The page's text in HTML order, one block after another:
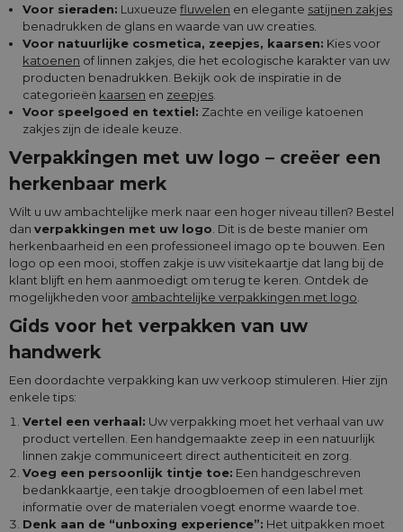
Voor sieraden: Luxueuze fluwelen en elegante satijnen zakjes
benadrukken de glans en waarde van uw creaties.
Voor natuurlijke cosmetica, zeepjes, kaarsen: Kies voor
katoenen of linnen zakjes, die het ecologische karakter van uw
producten benadrukken. Bekijk ook de inspiratie in de
categorieën kaarsen en zeepjes
Voor speelgoed en textiel: Zachte en veilige katoenen
zakjes zijn de ideale keuze.
Verpakkingen met uw logo – creëer een
herkenbaar merk
Wilt u uw ambachtelijke merk naar een hoger niveau tillen? Bestel
dan verpakkingen met uw logo . Dit is de beste manier om
herkenbaarheid en een professioneel imago op te bouwen. Een
logo op een mooi, stoffen zakje is uw visitekaartje dat lang bij de
klant blijft en hem aanmoedigt om terug te keren. Ontdek de
mogelijkheden voor ambachtelijke verpakkingen met logo
Gids voor het verpakken van uw
handwerk
Een doordachte verpakking kan uw verkoop stimuleren. Hier zijn
enkele tips:
Vertel een verhaal: Uw verpakking moet het verhaal van uw
product vertellen. Een handgemaakte zeep in een natuurlijk
linnen zakje communiceert direct authenticiteit en zorg.
Voeg een persoonlijk tintje toe: Een handgeschreven
bedankkaartje, een takje droogbloemen of een label met
informatie over de materialen voegt enorme waarde toe.
Denk aan de “unboxing experience”: Het uitpakken moet